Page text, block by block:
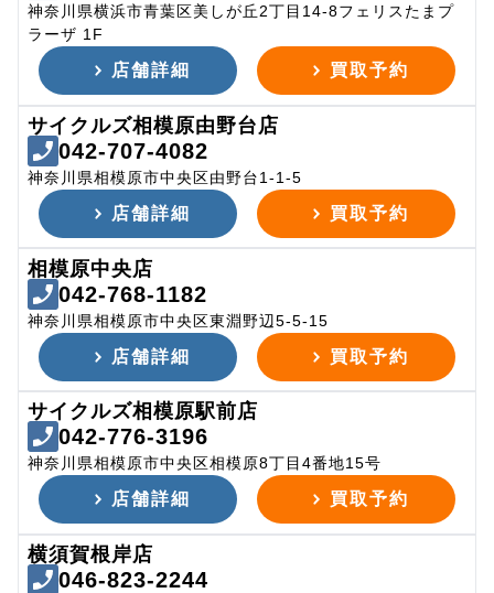
神奈川県横浜市青葉区美しが丘2丁目14-8フェリスたまプ
ラーザ 1F
店舗詳細 買取予約
サイクルズ相模原由野台店
042-707-4082
神奈川県相模原市中央区由野台1-1-5
店舗詳細 買取予約
相模原中央店
042-768-1182
神奈川県相模原市中央区東淵野辺5-5-15
店舗詳細 買取予約
サイクルズ相模原駅前店
042-776-3196
神奈川県相模原市中央区相模原8丁目4番地15号
店舗詳細 買取予約
横須賀根岸店
046-823-2244